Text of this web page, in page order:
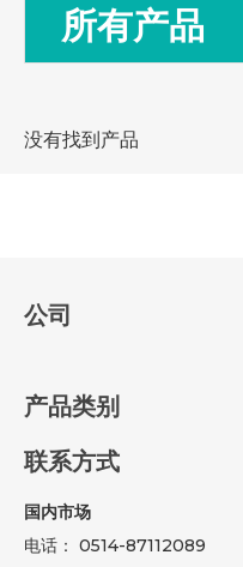
所有产品
没有找到产品
公司
产品类别
联系方式
国内市场
电话： 0514-87112089